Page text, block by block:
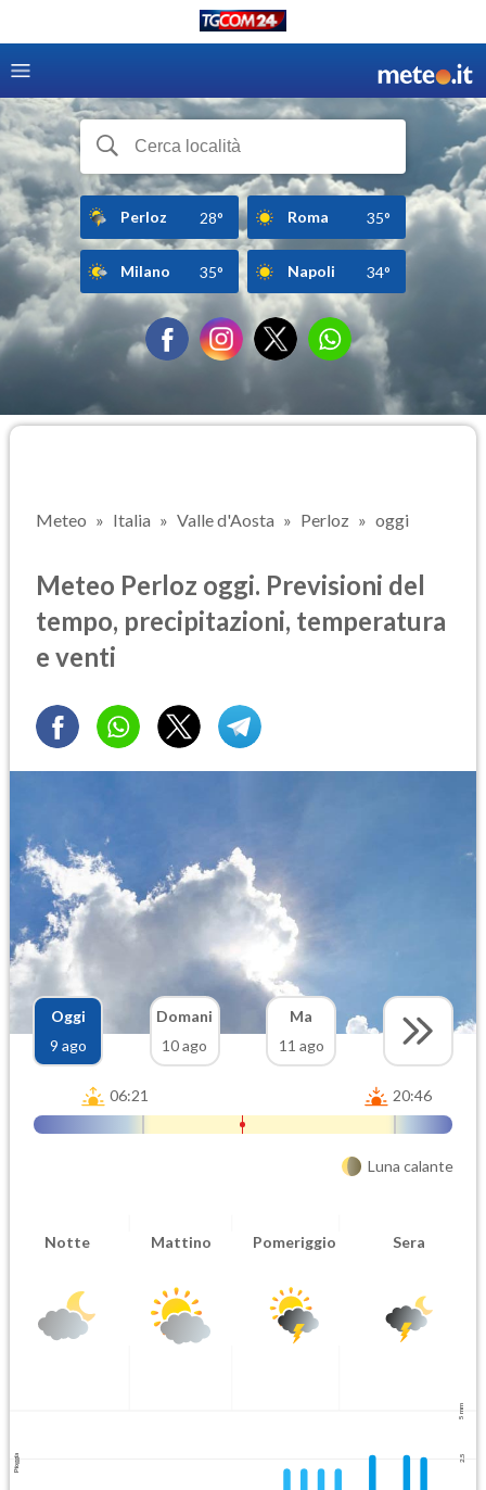
Perloz 28° Roma 35°
Milano 35° Napoli 34°
Meteo Italia Valle d'Aosta Perloz oggi
Meteo Perloz oggi. Previsioni del
tempo, precipitazioni, temperatura
e venti
Oggi
9 ago
Domani
10 ago
Ma
11 ago
06:21 20:46
Luna calante
Notte Mattino Pomeriggio Sera
5 mm
2.5
Pioggia